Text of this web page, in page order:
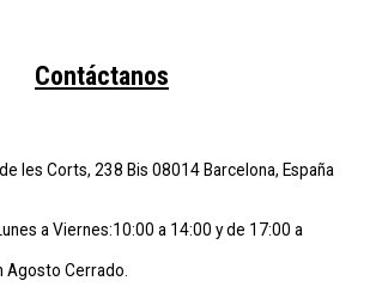
Contáctanos
les Corts, 238 Bis 08014 Barcelona, España
a Viernes:10:00 a 14:00 y de 17:00 a
Agosto Cerrado.